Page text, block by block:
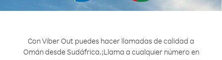
Con Viber Out puedes hacer llamadas de calidad a
Omán desde Sudáfrica.¡Llama a cualquier número en